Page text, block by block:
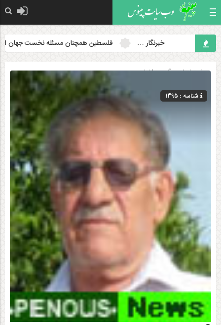
خبرنگار … فلسطین همچنان مسئله نخست جهان اسلام
صفحه اصلی» گروه »اخبار
شناسه : 1395